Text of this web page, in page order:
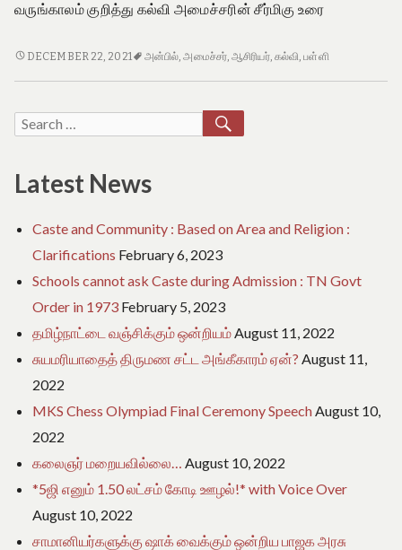
F
u
r
o
f
m
i
N
a
u
வருங்காலம் குறித்து கல்வி அமைச்சரின் சீர்மிகு உரை
வருங்காலம்
அமைச்சரின்
சீர்மிகு
DECEMBER 22, 2021 அன்பில்,அமைச்சர்,ஆசிரியர், கல்வி,பள்ளி
Search
Latest News
Caste and Community : Based on Area and Religion :
Clarifications February 6, 2023
Schools cannot ask Caste during Admission : TN Govt
Order in 1973 February 5, 2023
தமிழ்நாட்டை வஞ்சிக்கும் ஒன்றியம்August 11, 2022
சுயமரியாதைத் திருமண சட்ட அங்கீகாரம் ஏன்? August 11,
2022
MKS Chess Olympiad Final Ceremony SpeechAugust 10,
2022
கலைஞர் மறையவில்லை… August 10, 2022
*5ஜி எனும் 1.50 லட்சம் கோடி ஊழல்!* with Voice Over
August 10, 2022
சாமானியர்களுக்கு ஷாக் வைக்கும் ஒன்றிய பாஜக அரசு